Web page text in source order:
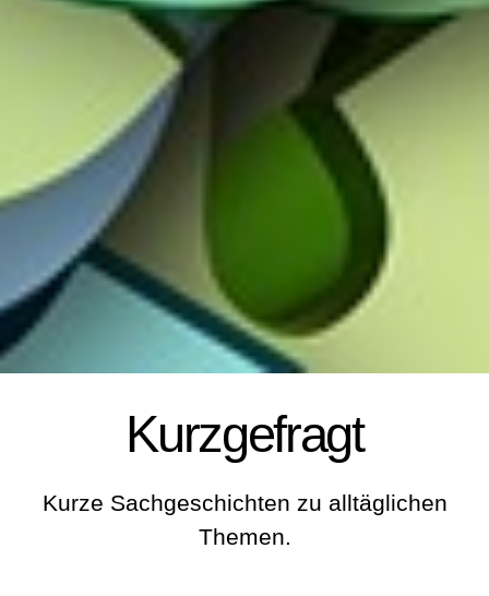
Kurzgefragt
Kurze Sachgeschichten zu alltäglichen
Themen.